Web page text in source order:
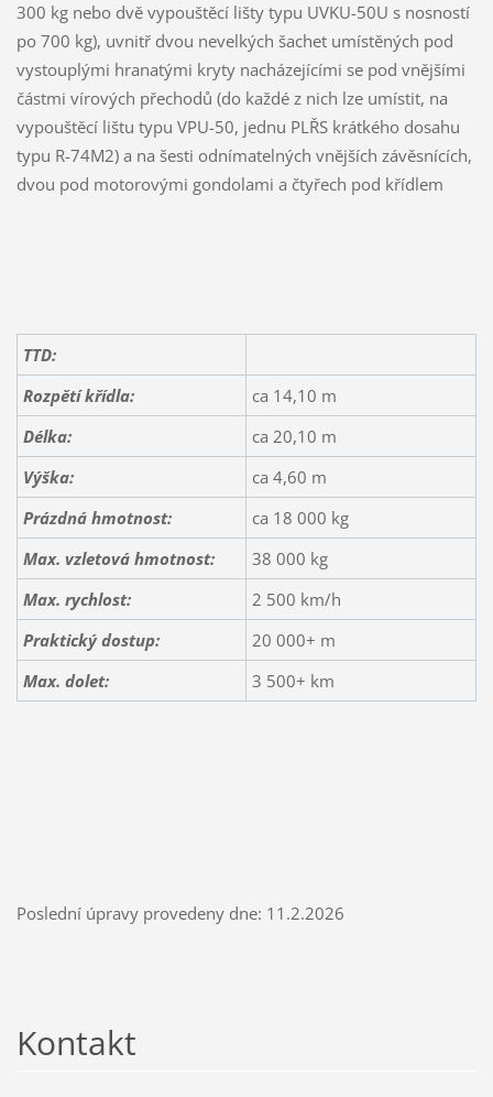
300 kg nebo dvě vypouštěcí lišty typu UVKU-50U s nosností
po 700 kg), uvnitř dvou nevelkých šachet umístěných pod
vystouplými hranatými kryty nacházejícími se pod vnějšími
částmi vírových přechodů (do každé z nich lze umístit, na
vypouštěcí lištu typu VPU-50, jednu PLŘS krátkého dosahu
typu R-74M2) a na šesti odnímatelných vnějších závěsnících,
dvou pod motorovými gondolami a čtyřech pod křídlem
TTD:
Rozpětí křídla:
ca 14,10 m
Délka:
ca 20,10 m
Výška:
ca 4,60 m
Prázdná hmotnost:
ca 18 000 kg
Max. vzletová hmotnost:
38 000 kg
Max. rychlost:
2 500 km/h
Praktický dostup:
20 000+ m
Max. dolet:
3 500+ km
Poslední úpravy provedeny dne: 11.2.2026
Kontakt